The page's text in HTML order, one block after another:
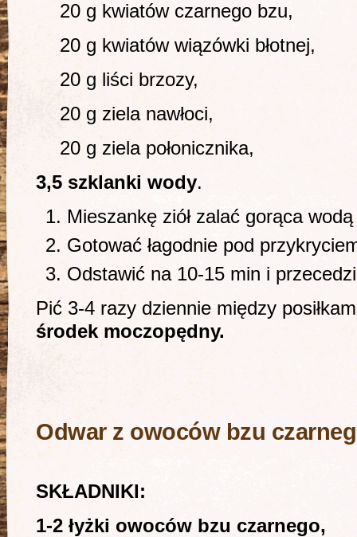
20 g kwiatów czarnego bzu,
20 g kwiatów wiązówki błotnej,
20 g liści brzozy,
20 g ziela nawłoci,
20 g ziela połonicznika,
3,5 szklanki wody.
Mieszankę ziół zalać gorąca
Gotować łagodnie pod
Odstawić na 10-15 min i
Pić 3-4 razy dziennie między
środek moczopędny.
Odwar z owoców bzu
SKŁADNIKI:
1-2 łyżki owoców bzu czarnego,